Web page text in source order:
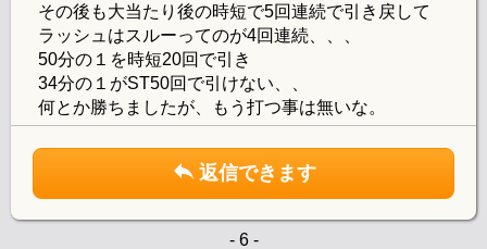
その後も大当たり後の時短で5回連続で引き戻して
ラッシュはスルーってのが4回連続、、、
50分の１を時短20回で引き
34分の１がST50回で引けない、、
何とか勝ちましたが、もう打つ事は無いな。
返信できます
- 6 -